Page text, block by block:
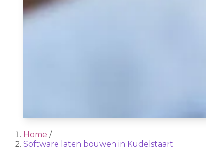
Home /
Software laten bouwen in Kudelstaart